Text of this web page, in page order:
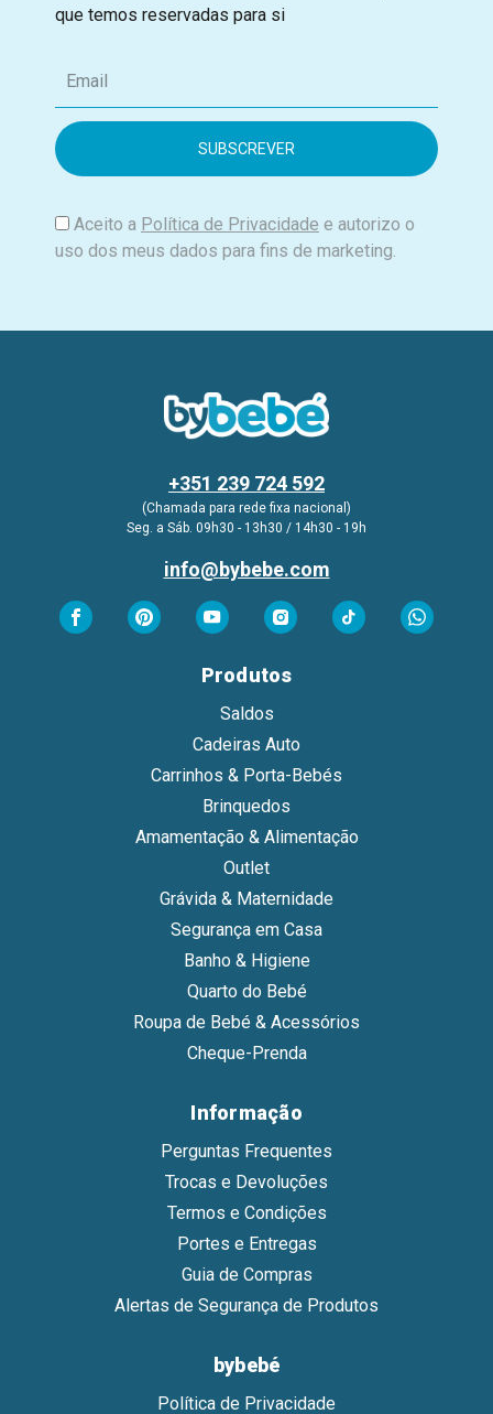
que temos reservadas para si
m
i
Aceito a Política de Privacidade e autorizo o
uso dos meus dados para fins de marketing.
+351 239 724 592
(Chamada para rede fixa nacional)
Seg. a Sáb. 09h30 - 13h30 / 14h30 - 19h
info@bybebe.com
Produtos
Saldos
Cadeiras Auto
Carrinhos & Porta-Bebés
Brinquedos
Amamentação & Alimentação
Outlet
Grávida & Maternidade
Segurança em Casa
Banho & Higiene
Quarto do Bebé
Roupa de Bebé & Acessórios
Cheque-Prenda
Informação
Perguntas Frequentes
Trocas e Devoluções
Termos e Condições
Portes e Entregas
Guia de Compras
Alertas de Segurança de Produtos
bybebé
Política de Privacidade